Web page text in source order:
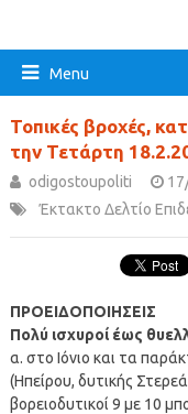
Menu
Τοπικές βροχές,
την Τετάρτη
odigostoupoliti
Έκτακτο Δελτίο
ΠΡΟΕΙΔΟΠΟΙΗΣΕΙΣ
Πολύ ισχυροί έως
α. στο Ιόνιο και τα
(Ηπείρου, δυτικής
βορειοδυτικοί 9 με 10